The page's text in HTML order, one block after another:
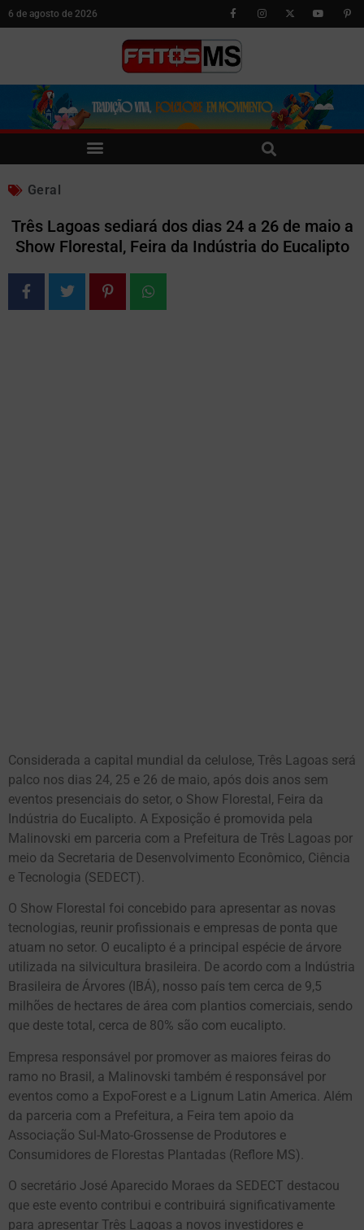
6 de agosto de 2026
Geral
Três Lagoas sediará dos dias 24 a 26 de maio a
Show Florestal, Feira da Indústria do Eucalipto
Considerada a capital mundial da celulose, Três Lagoas será
palco nos dias 24, 25 e 26 de maio, após dois anos sem
eventos presenciais do setor, o Show Florestal, Feira da
Indústria do Eucalipto. A Exposição é promovida pela
Malinovski em parceria com a Prefeitura de Três Lagoas por
meio da Secretaria de Desenvolvimento Econômico, Ciência
e Tecnologia (SEDECT).
O Show Florestal foi concebido para apresentar as novas
tecnologias, reunir profissionais e empresas de ponta que
atuam no setor. O eucalipto é a principal espécie de árvore
utilizada na silvicultura brasileira. De acordo com a Indústria
Brasileira de Árvores (IBÁ), nosso país tem cerca de 9,5
milhões de hectares de área com plantios comerciais, sendo
que deste total, cerca de 80% são com eucalipto.
Empresa responsável por promover as maiores feiras do
ramo no Brasil, a Malinovski também é responsável por
eventos como a ExpoForest e a Lignum Latin America. Além
da parceria com a Prefeitura, a Feira tem apoio da
Associação Sul-Mato-Grossense de Produtores e
Consumidores de Florestas Plantadas (Reflore MS).
O secretário José Aparecido Moraes da SEDECT destacou
que este evento contribui e contribuirá significativamente
para apresentar Três Lagoas a novos investidores e